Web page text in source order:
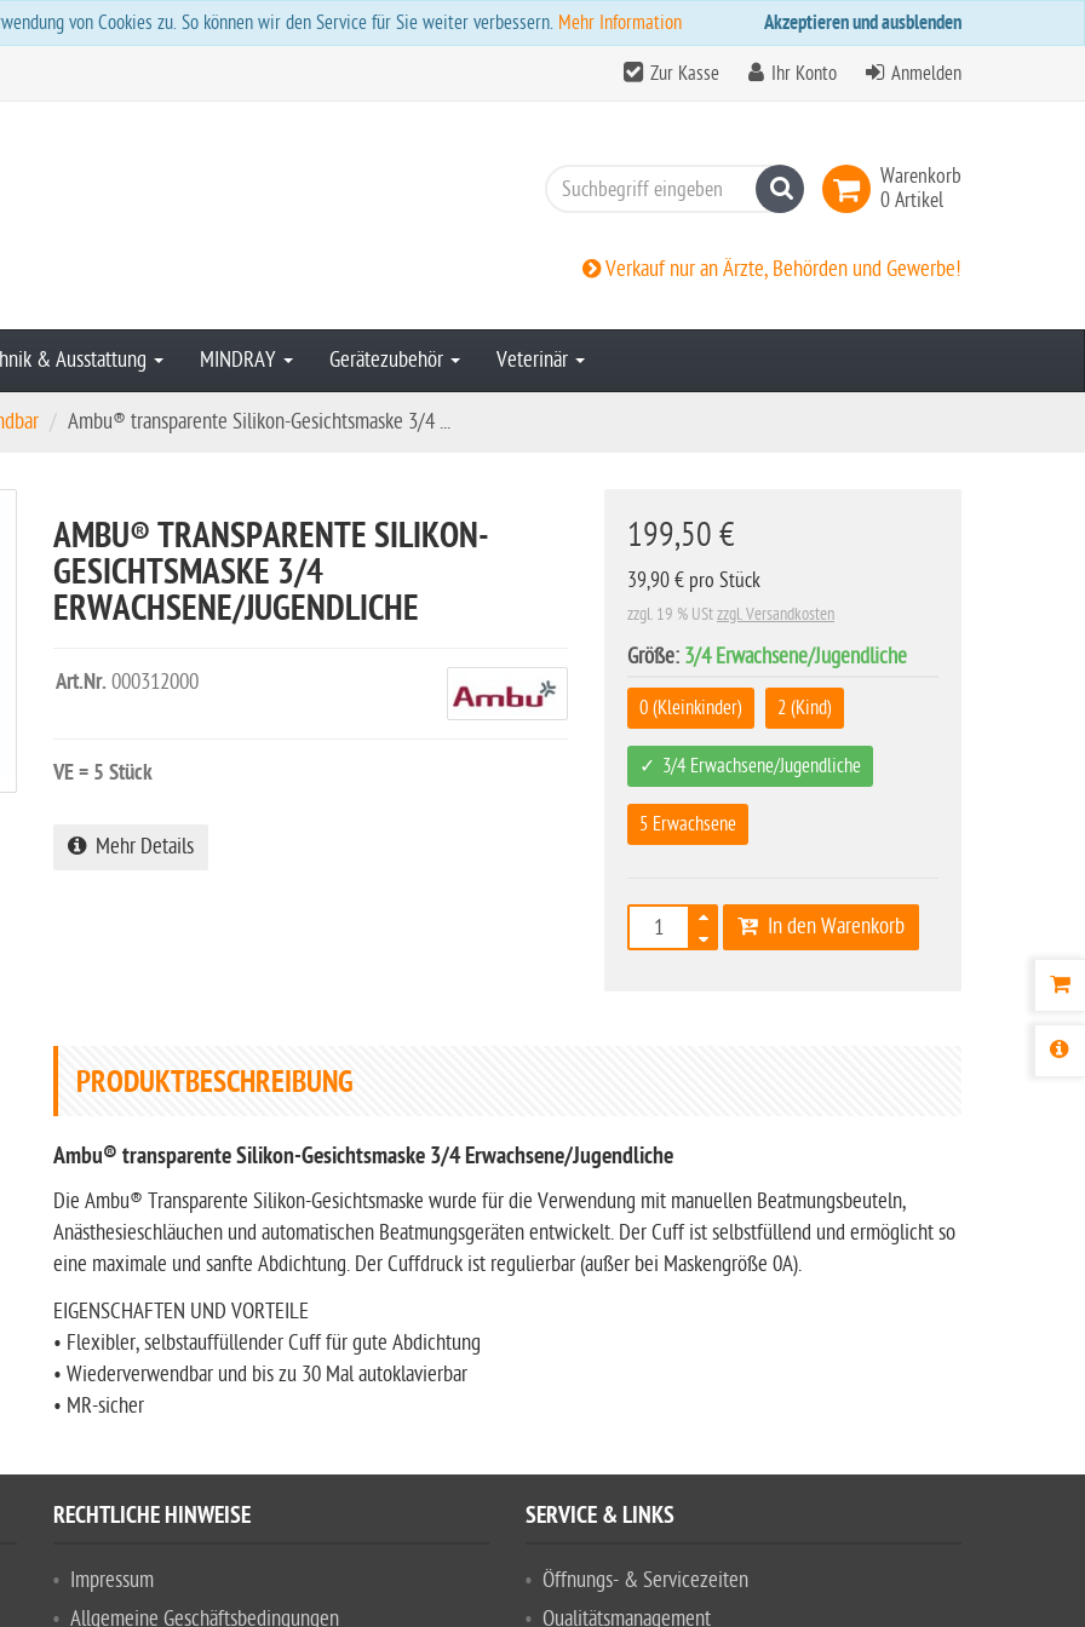
von Cookies zu. So können wir den Service für Sie weiter verbessern. Mehr Information Akzeptieren und ausblenden
Zur Kasse Ihr Konto Anmelden
Warenkorb
0 Artikel
Suchen
Verkauf nur an Ärzte, Behörden und Gewerbe!
& Ausstattung MINDRAY Gerätezubehör Veterinär
Ambu® transparente Silikon-Gesichtsmaske 3/4 ...
199,50 €
39,90 € pro Stück
zzgl. 19 % UStzzgl. Versandkosten
Größe: 3/4 Erwachsene/Jugendliche
0 (Kleinkinder) 2 (Kind)
3/4 Erwachsene/Jugendliche
5 Erwachsene
In den Warenkorb
AMBU® TRANSPARENTE SILIKON-
GESICHTSMASKE 3/4
ERWACHSENE/JUGENDLICHE
Art.Nr. 000312000
VE = 5 Stück
Mehr Details
PRODUKTBESCHREIBUNG
Ambu® transparente Silikon-Gesichtsmaske 3/4 Erwachsene/Jugendliche
Die Ambu® Transparente Silikon-Gesichtsmaske wurde für die Verwendung mit manuellen Beatmungsbeuteln,
Anästhesieschläuchen und automatischen Beatmungsgeräten entwickelt. Der Cuff ist selbstfüllend und ermöglicht so
eine maximale und sanfte Abdichtung. Der Cuffdruck ist regulierbar (außer bei Maskengröße 0A).
EIGENSCHAFTEN UND VORTEILE
• Flexibler, selbstauffüllender Cuff für gute Abdichtung
• Wiederverwendbar und bis zu 30 Mal autoklavierbar
• MR-sicher
RECHTLICHE HINWEISE
Impressum
Allgemeine Geschäftsbedingungen
SERVICE & LINKS
Öffnungs- & Servicezeiten
Qualitätsmanagement